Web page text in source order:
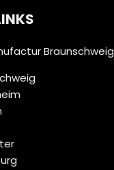
Braunschweig